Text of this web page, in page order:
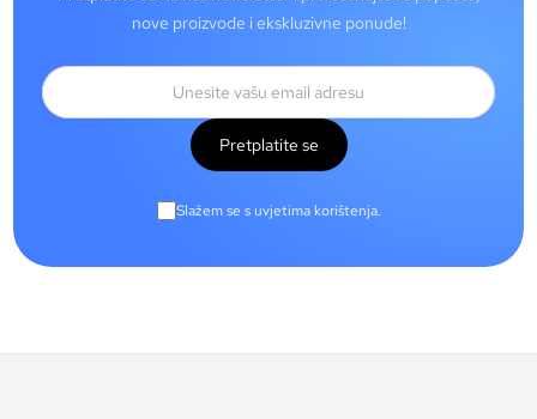
nove proizvode i ekskluzivne ponude!
Pretplatite se
Slažem se s uvjetima korištenja.